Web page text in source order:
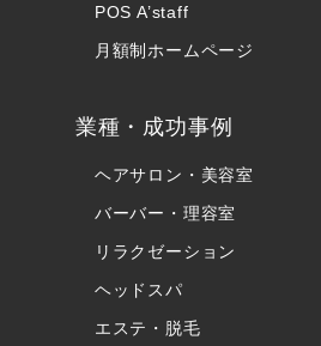
POS A’staff
月額制ホームページ
業種・成功事例
ヘアサロン・美容室
バーバー・理容室
リラクゼーション
ヘッドスパ
エステ・脱毛